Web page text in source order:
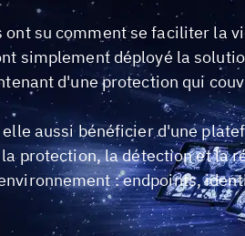
su comment se faciliter la
simplement déployé la
d'une protection qui
aussi bénéficier d'une
protection, la détection et la
: endpoints,